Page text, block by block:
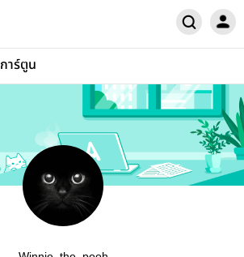
การ์ตูน